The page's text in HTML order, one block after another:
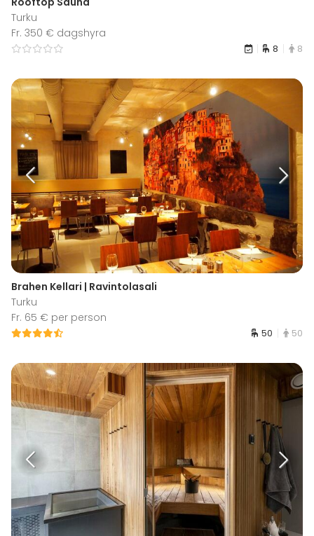
Turku
Fr. 350 € dagshyra
8 8
Brahen Kellari | Ravintolasali
Turku
Fr. 65 € per person
50 50